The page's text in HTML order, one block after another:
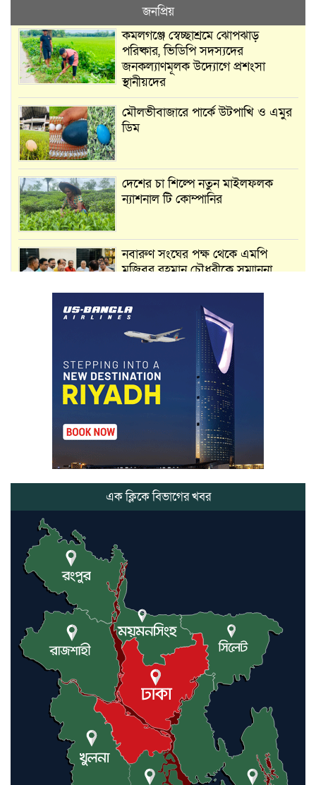
জনপ্রিয়
কমলগঞ্জে স্বেচ্ছাশ্রমে ঝোপঝাড়
পরিষ্কার, ভিডিপি সদস্যদের
জনকল্যাণমূলক উদ্যোগে প্রশংসা
স্থানীয়দের
মৌলভীবাজারে পার্কে উটপাখি ও এমুর
ডিম
দেশের চা শিল্পে নতুন মাইলফলক
ন্যাশনাল টি কোম্পানির
নবারুণ সংঘের পক্ষ থেকে এমপি
মুজিবুর রহমান চৌধুরীকে সম্মাননা
মার্শাল আর্ট ক্লাব কাপে ‘জুসা মার্শাল
আর্ট’ এর সাফল্য, শ্রীমঙ্গলের আয়াত ও
আইরাহ ঝুলিতে ৪ পদক
লাউয়াছড়া জাতীয় উদ্যানের সিএমসি
হিসাবরক্ষক আবজালুল হকের
মৃত্যুতে,এলাকায় শোকের ছায়া
ভোলাগঞ্জ স্থলবন্দরে এলসি আটকে
হয়রানির অভিযোগ, বিএনপির সাবেক
সভাপতির
গলিত মরদেহ উদ্ধার
লন্ডনে আদমপুর ইউনাইটেড কলেজ
বাস্তবায়ন নিয়ে আলোচনা সভা
আন্তর্জাতিক মানবাধিকার সম্মেলনে
বিশেষ সম্মাননা পেলেন ফারুক খাঁন,
শ্রীমঙ্গলে সংবর্ধনা
এক ক্লিকে বিভাগের খবর